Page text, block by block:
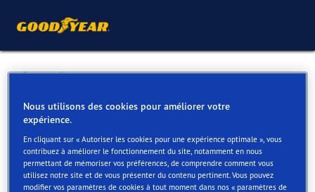
Retour liste
TYREMASTERS SPRL
Services disponibles en ligne et en magasin
Nous utilisons des cookies pour améliorer votre
expérience.
En cliquant sur « Autoriser les cookies pour une expérience optimale », vous
contribuez à améliorer le fonctionnement du site, notamment en nous
permettant de mémoriser vos préférences, de comprendre comment vous
utilisez notre site et de vous présenter du contenu pertinent. Vous pouvez
modifier vos paramètres de cookies à tout moment dans nos « paramètres de